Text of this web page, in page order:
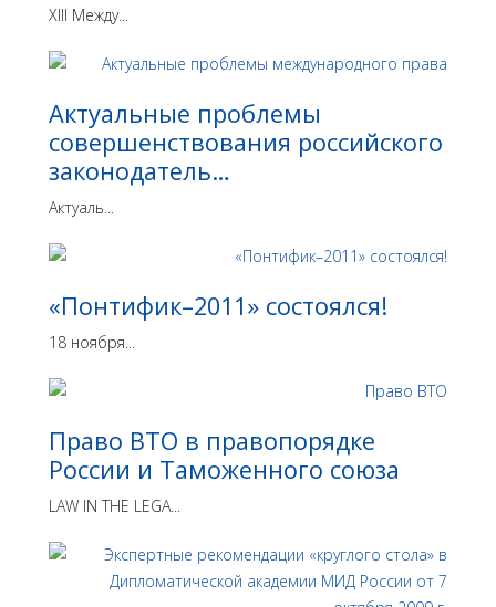
XIII Между...
Актуальные проблемы
совершенствования российского
законодатель…
Актуаль...
«Понтифик–2011» состоялся!
18 ноября...
Право ВТО в правопорядке
России и Таможенного союза
LAW IN THE LEGA...